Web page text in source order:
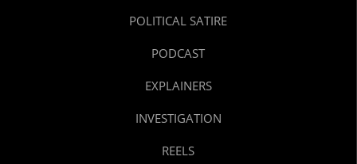
POLITICAL SATIRE
PODCAST
EXPLAINERS
INVESTIGATION
REELS